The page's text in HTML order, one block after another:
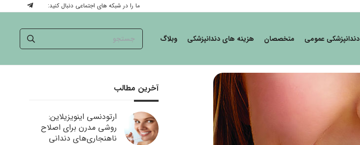
ما را در شبکه های اجتماعی دنبال کنید:
دندانپزشکی عمومی متخصصان هزینه های دندانپزشکی وبلاگ
آخرین مطالب
ارتودنسی اینویزیلاین:
روشی مدرن برای اصلاح
ناهنجاری‌های دندانی